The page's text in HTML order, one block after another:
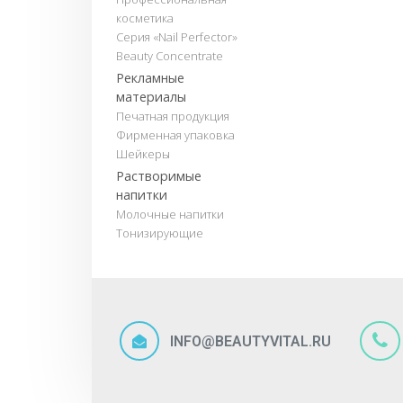
косметика
Серия «Nail Perfector»
Beauty Concentrate
Рекламные
материалы
Печатная продукция
Фирменная упаковка
Шейкеры
Растворимые
напитки
Молочные напитки
Тонизирующие
INFO@BEAUTYVITAL.RU